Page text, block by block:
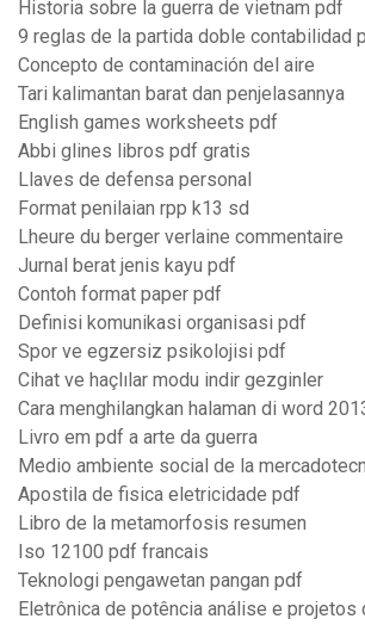
Historia sobre la guerra de vietnam pdf
9 reglas de la partida doble contabilidad
Concepto de contaminación del aire
Tari kalimantan barat dan penjelasannya
English games worksheets pdf
Abbi glines libros pdf gratis
Llaves de defensa personal
Format penilaian rpp k13 sd
Lheure du berger verlaine commentaire
Jurnal berat jenis kayu pdf
Contoh format paper pdf
Definisi komunikasi organisasi pdf
Spor ve egzersiz psikolojisi pdf
Cihat ve haçlılar modu indir gezginler
Cara menghilangkan halaman di word
Livro em pdf a arte da guerra
Medio ambiente social de la
Apostila de fisica eletricidade pdf
Libro de la metamorfosis resumen
Iso 12100 pdf francais
Teknologi pengawetan pangan pdf
Eletrônica de potência análise e